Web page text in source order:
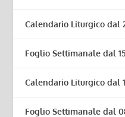
Calendario Liturgico dal
Foglio Settimanale dal
Calendario Liturgico dal
Foglio Settimanale dal